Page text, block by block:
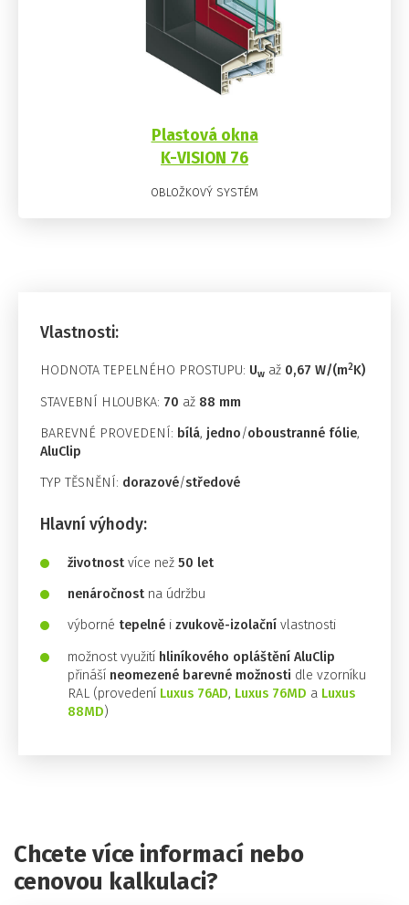
Plastová okna
K-VISION 76
OBLOŽKOVÝ SYSTÉM
Vlastnosti:
HODNOTA TEPELNÉHO PROSTUPU: Uw až 0,67 W/(m2K)
STAVEBNÍ HLOUBKA: 70 až 88 mm
BAREVNÉ PROVEDENÍ: bílá, jedno/oboustranné fólie,
AluClip
TYP TĚSNĚNÍ: dorazové/středové
Hlavní výhody:
životnost více než 50 let
nenáročnost na údržbu
výborné tepelné i zvukově-izolační vlastnosti
možnost využití hliníkového opláštění AluClip
přináší neomezené barevné možnosti dle vzorníku
RAL (provedení Luxus 76AD, Luxus 76MD a Luxus
88MD)
Chcete více informací nebo
cenovou kalkulaci?